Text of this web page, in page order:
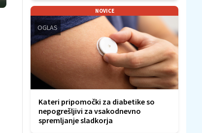
NOVICE
OGLAS
Kateri pripomočki za diabetike so
nepogrešljivi za vsakodnevno
spremljanje sladkorja